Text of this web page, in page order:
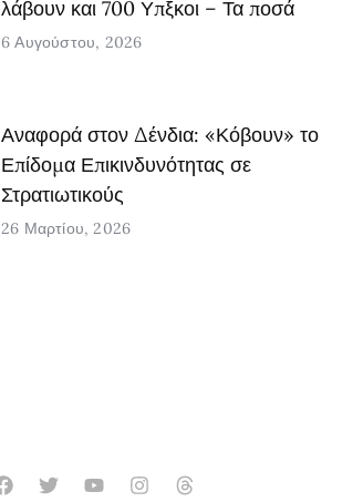
λάβουν και 700 Υπξκοι – Τα ποσά
6 Αυγούστου, 2026
Αναφορά στον Δένδια: «Κόβουν» το
Επίδομα Επικινδυνότητας σε
Στρατιωτικούς
26 Μαρτίου, 2026